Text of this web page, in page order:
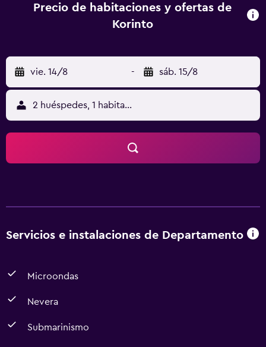
Precio de habitaciones y ofertas de
Korinto
vie. 14/8 - sáb. 15/8
2 huéspedes, 1 habitación
Servicios e instalaciones de Departamento
Microondas
Nevera
Submarinismo